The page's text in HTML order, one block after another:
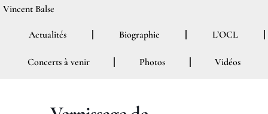
Aller
contenu
Vincent Balse
Actualités Biographie L’OCL
Concerts à venir Photos Vidéos